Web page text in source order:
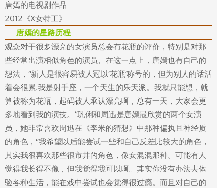
唐嫣的电视剧作品
2012《X女特工》
唐嫣的星路历程
观众对于很多漂亮的女演员总会有花瓶的评价，特别是对那
些经常出演相似角色的演员。在这一点上，唐嫣也有自己的
想法，“新人是很容易被人冠以‘花瓶’称号的，但为别人的话活
着会很累.我是射手座，一个天生的乐天派。我就只能想，就
算被称为花瓶，起码被人承认漂亮啊，总有一天，大家会更
多地看到我的演技。”巩俐和周迅是唐嫣最欣赏的两个女演
员，她非常喜欢周迅在《李米的猜想》中那种偏执且神经质
的角色，“我希望以后能尝试一些和自己反差比较大的角色，
其实我很喜欢那些很市井的角色，像女混混那种。可能有人
觉得我长得不像，但我觉得我可以啊。其实你没有办法去体
验各种生活，能在戏中尝试也会觉得很过瘾。而且对自己的